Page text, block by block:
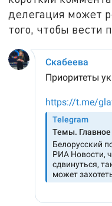
делегация может
того, чтобы вести